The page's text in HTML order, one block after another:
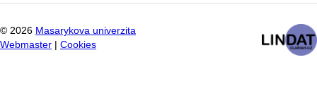
© 2026 Masarykova univerzita
Webmaster
Cookies